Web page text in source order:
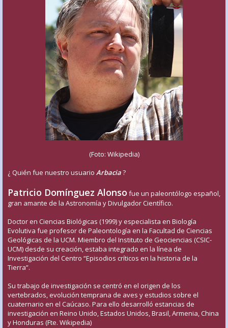
(Foto: Wikipedia)
¿ Quién fue nuestro usuario Arbacia?
Patricio Domínguez Alonso fue un paleontólogo español,
gran amante de la Astronomía y Divulgador Científico.
Doctor en Ciencias Biológicas (1999) y especialista en Biología
Evolutiva fue profesor de Paleontología en la Facultad de Ciencias
Geológicas de la UCM. Miembro del Instituto de Geociencias (CSIC-
UCM) desde su creación, estaba integrado en la línea de
Investigación del Centro “Episodios críticos en la historia de la
Tierra”.
Su trabajo de investigación se centró en el origen de los
vertebrados, evolución temprana de aves y estudios sobre el
cuaternario en el Caúcaso. Para ello desarrolló estancias de
investigación en Reino Unido, Estados Unidos, Brasil, Armenia, China
y Honduras (Fte. Wikipedia)